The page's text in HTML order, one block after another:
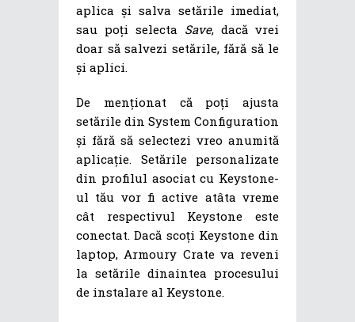
aplica și salva setările imediat,
sau poți selecta Save, dacă vrei
doar să salvezi setările, fără să le
și aplici.
De menționat că poți ajusta
setările din System Configuration
și fără să selectezi vreo anumită
aplicație. Setările personalizate
din profilul asociat cu Keystone-
ul tău vor fi active atâta vreme
cât respectivul Keystone este
conectat. Dacă scoți Keystone din
laptop, Armoury Crate va reveni
la setările dinaintea procesului
de instalare al Keystone.